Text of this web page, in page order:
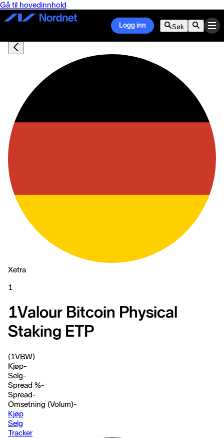
Gå til hovedinnhold
Logg inn Søk
Xetra
1
1Valour Bitcoin Physical
Staking ETP
(1VBW)
Kjøp-
Selg-
Spread %-
Spread-
Omsetning (Volum)-
Kjøp
Selg
Tracker